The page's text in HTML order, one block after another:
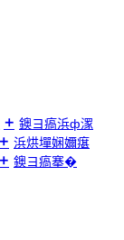
鐭ヨ瘑浜ф潈
浜烘墠娴嬭瘎
鐭ヨ瘑搴�